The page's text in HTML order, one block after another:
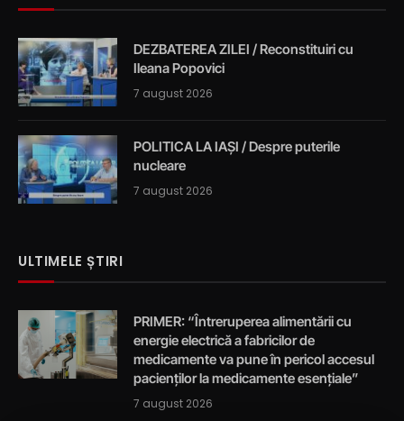
DEZBATEREA ZILEI / Reconstituiri cu
Ileana Popovici
7 august 2026
POLITICA LA IAȘI / Despre puterile
nucleare
7 august 2026
ULTIMELE ȘTIRI
PRIMER: “Întreruperea alimentării cu
energie electrică a fabricilor de
medicamente va pune în pericol accesul
pacienților la medicamente esențiale”
7 august 2026